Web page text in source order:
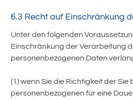
6.3 Recht auf Einschränkung
Unter den folgenden
Einschränkung der Verarbeitung
personenbezogenen Daten
(1) wenn Sie die Richtigkeit der
personenbezogenen für eine